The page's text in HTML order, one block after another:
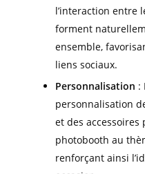
l’interaction entre
forment
ensemble,
liens sociaux.
Personnalisation :
personnalisation
et des accessoires
photobooth au
renforçant ainsi